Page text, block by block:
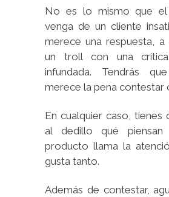
No es lo mismo que el
venga de un cliente
merece una respuesta,
un troll con una
infundada. Tendrás
merece la pena contestar
En cualquier caso, tienes
al dedillo qué
producto llama la
gusta tanto.
Además de contestar,